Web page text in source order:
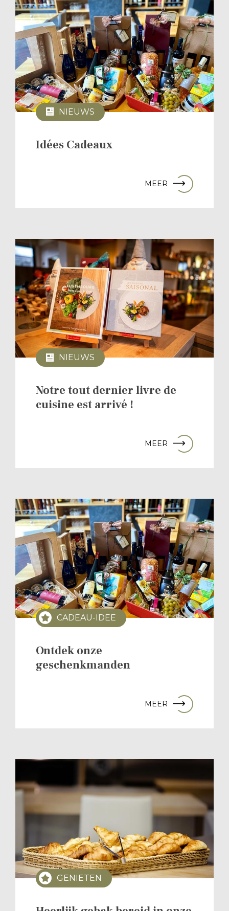
NIEUWS
Idées Cadeaux
MEER
NIEUWS
Notre tout dernier livre de
cuisine est arrivé !
MEER
CADEAU-IDEE
Ontdek onze
geschenkmanden
MEER
GENIETEN